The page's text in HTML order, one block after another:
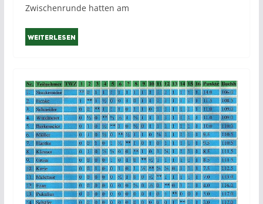
Zwischenrunde hatten am
Weiterlesen